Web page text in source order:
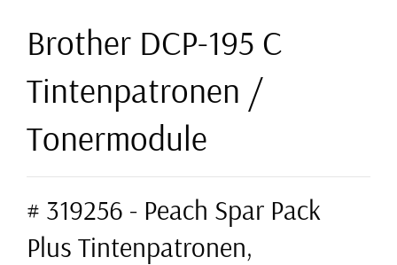
Brother DCP-195 C
Tintenpatronen /
Tonermodule
# 319256 - Peach Spar Pack
Plus Tintenpatronen,